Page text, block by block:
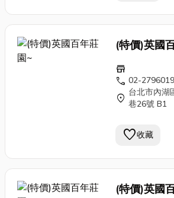
(特價)英國
Antique 刷
花 門片 老
store
call 02-
location_on 台北市內湖
巷26號 B1
favorite收藏
(特價)英國